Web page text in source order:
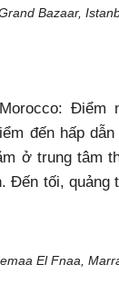
Bazaar,
đến hấp
ở trung tâm
Đến tối,
El Fnaa,